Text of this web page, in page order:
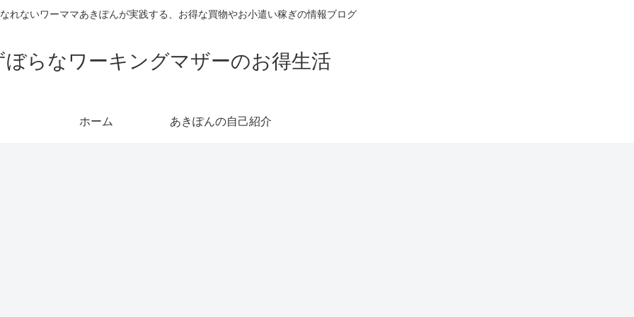
れないワーママあきぽんが実践する、お得な買物やお小遣い稼ぎの情報ブログ
ぼらなワーキングマザーのお得生活
ホーム あきぽんの自己紹介